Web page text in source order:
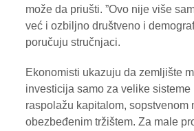
može da priušti. ”Ovo nije više
već i ozbiljno društveno i
poručuju stručnjaci.
Ekonomisti ukazuju da zemljište
investicija samo za velike
raspolažu kapitalom, sopstvenom
obezbeđenim tržištem. Za male